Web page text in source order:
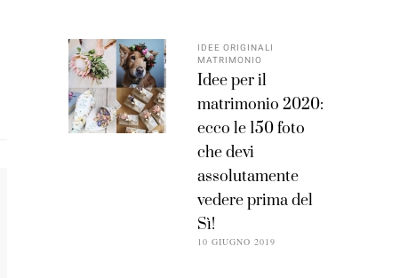
IDEE ORIGINALI
MATRIMONIO
Idee per il
matrimonio 2020:
ecco le 150 foto
che devi
assolutamente
vedere prima del
Sì!
10 GIUGNO 2019